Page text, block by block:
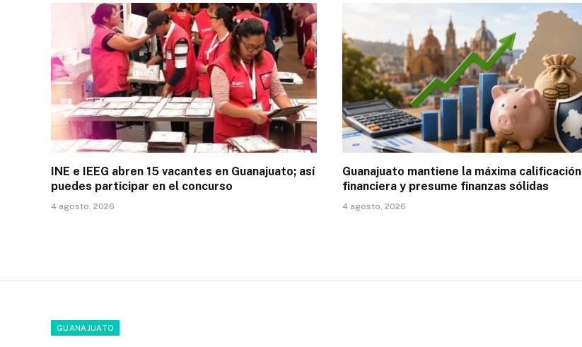
INE e IEEG abren 15 vacantes en Guanajuato; así
puedes participar en el concurso
4 agosto, 2026
Guanajuato mantiene la máxima calificación
financiera y presume finanzas sólidas
4 agosto, 2026
GUANAJUATO